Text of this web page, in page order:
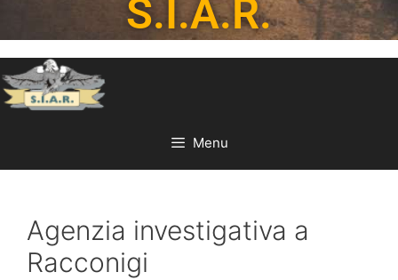
S.I.A.R.
Menu
Agenzia investigativa a
Racconigi